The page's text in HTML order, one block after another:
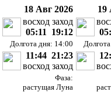
18 Авг 2026
восход
05:11
заход
19:12
Долгота дня: 14:00
11:44
восход
21:23
заход
Фаза:
растущая Луна
19